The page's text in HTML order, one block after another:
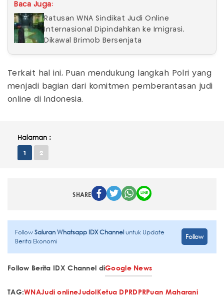
Baca Juga:
Ratusan WNA Sindikat Judi Online
Internasional Dipindahkan ke Imigrasi,
Dikawal Brimob Bersenjata
Terkait hal ini, Puan mendukung langkah Polri yang
menjadi bagian dari komitmen pemberantasan judi
online di Indonesia.
Halaman :
1 2
SHARE
FollowSaluran Whatsapp IDX Channeluntuk Update
Berita Ekonomi
Follow
Follow Berita IDX Channel diGoogle News
TAG:WNAJudi onlineJudolKetua DPRDPRPuan Maharani